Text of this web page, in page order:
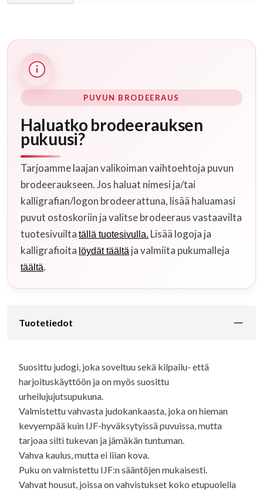
PUVUN BRODEERAUS
Haluatko brodeerauksen
pukuusi?
Tarjoamme laajan valikoiman vaihtoehtoja puvun
brodeeraukseen. Jos haluat nimesi ja/tai
kalligrafian/logon brodeerattuna, lisää haluamasi
puvut ostoskoriin ja valitse brodeeraus vastaavilta
tuotesivuilta tällä tuotesivulla. Lisää logoja ja
kalligrafioita löydät täältä ja valmiita pukumalleja
täältä.
Tuotetiedot
Suosittu judogi, joka soveltuu sekä kilpailu- että
harjoituskäyttöön ja on myös suosittu
urheilujujutsupukuna.
Valmistettu vahvasta judokankaasta, joka on hieman
kevyempää kuin IJF-hyväksytyissä puvuissa, mutta
tarjoaa silti tukevan ja jämäkän tuntuman.
Vahva kaulus, mutta ei liian kova.
Puku on valmistettu IJF:n sääntöjen mukaisesti.
Vahvat housut, joissa on vahvistukset koko etupuolella